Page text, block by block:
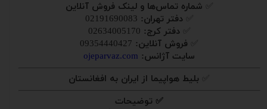
شماره تماس‌ها و لینک فروش آنلاین
دفتر تهران:
دفتر کرج:
فروش آنلاین:
سایت آژانس: ojeparvaz.com
بلیط هواپیما از ایران به افغانستان
✅ توضیحات